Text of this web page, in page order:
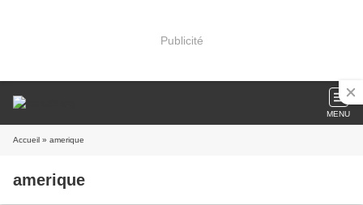
Publicité
MENU
Accueil » amerique
amerique